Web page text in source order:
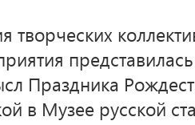
творческих
Праздника
в Музее русской